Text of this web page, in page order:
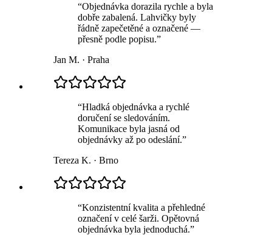
“Objednávka dorazila rychle a byla
dobře zabalená. Lahvičky byly
řádně zapečetěné a označené —
přesně podle popisu.”
Jan M. · Praha
“Hladká objednávka a rychlé
doručení se sledováním.
Komunikace byla jasná od
objednávky až po odeslání.”
Tereza K. · Brno
“Konzistentní kvalita a přehledné
označení v celé šarži. Opětovná
objednávka byla jednoduchá.”